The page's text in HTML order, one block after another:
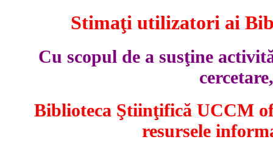
Stimaţi utilizatori ai
Cu scopul de a susţine
cercetare,
Biblioteca Ştiinţifică UCCM
resursele